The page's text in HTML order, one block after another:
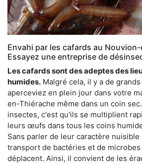
Envahi par les cafards au
Essayez une entreprise de
Les cafards sont des adeptes des
humides. Malgré cela, il y a de
aperceviez en plein jour dans votre
en-Thiérache même dans un coin
insectes, c'est qu'ils se multiplient
leurs œufs dans tous les coins
Sans parler de leur caractère nuisible
transport de bactéries et de
déplacent. Ainsi, il convient de les